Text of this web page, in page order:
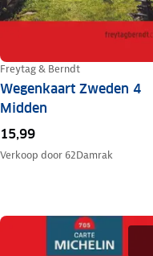
Freytag & Berndt
Wegenkaart Zweden 4
Midden
15,99
Verkoop door 62Damrak